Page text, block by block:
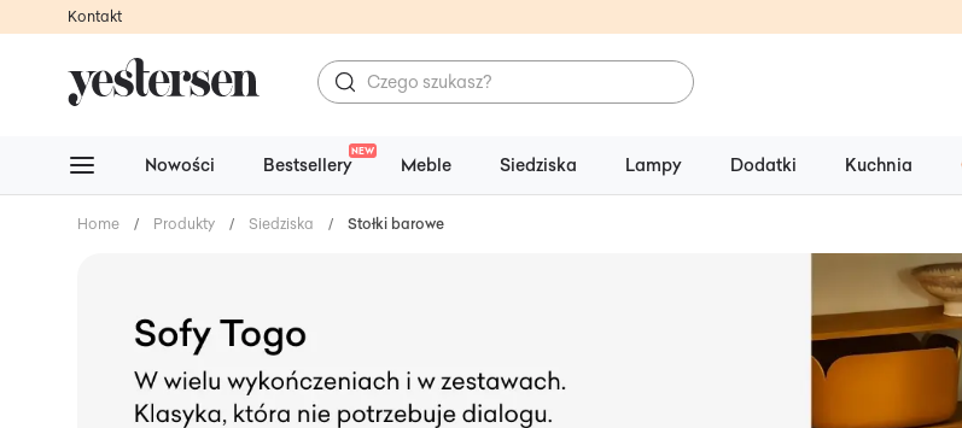
Kontakt
Nowości Bestsellery
NEW
Meble Siedziska Lampy Dodatki Kuchnia
Home / Produkty / Siedziska / Stołki barowe